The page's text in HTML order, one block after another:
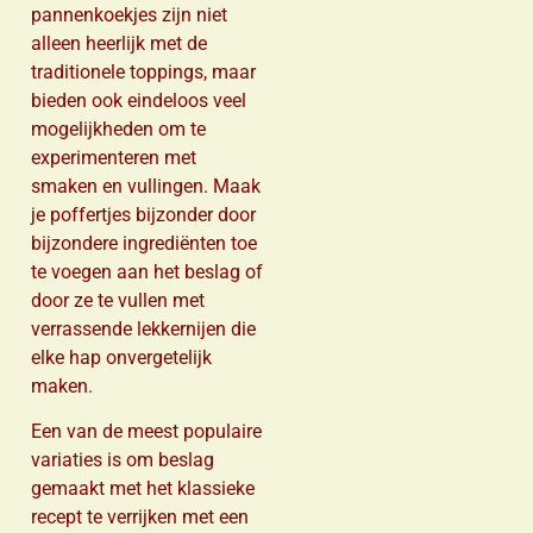
pannenkoekjes zijn niet
alleen heerlijk met de
traditionele toppings, maar
bieden ook eindeloos veel
mogelijkheden om te
experimenteren met
smaken en vullingen. Maak
je poffertjes bijzonder door
bijzondere ingrediënten toe
te voegen aan het beslag of
door ze te vullen met
verrassende lekkernijen die
elke hap onvergetelijk
maken.
Een van de meest populaire
variaties is om beslag
gemaakt met het klassieke
recept te verrijken met een